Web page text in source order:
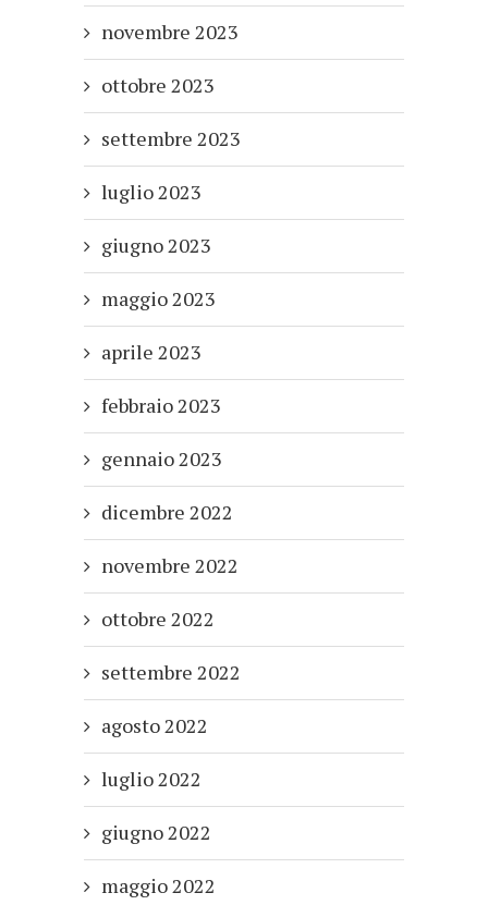
novembre 2023
ottobre 2023
settembre 2023
luglio 2023
giugno 2023
maggio 2023
aprile 2023
febbraio 2023
gennaio 2023
dicembre 2022
novembre 2022
ottobre 2022
settembre 2022
agosto 2022
luglio 2022
giugno 2022
maggio 2022